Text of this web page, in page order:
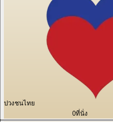
ปวงชนไทย
0ที่นั่ง